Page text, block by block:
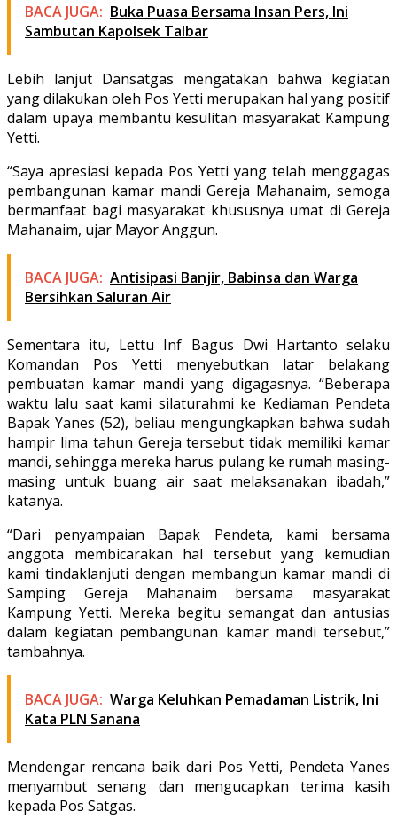
BACA JUGA: Buka Puasa Bersama Insan Pers, Ini
Sambutan Kapolsek Talbar
Lebih lanjut Dansatgas mengatakan bahwa kegiatan
yang dilakukan oleh Pos Yetti merupakan hal yang positif
dalam upaya membantu kesulitan masyarakat Kampung
Yetti.
“Saya apresiasi kepada Pos Yetti yang telah menggagas
pembangunan kamar mandi Gereja Mahanaim, semoga
bermanfaat bagi masyarakat khususnya umat di Gereja
Mahanaim, ujar Mayor Anggun.
BACA JUGA: Antisipasi Banjir, Babinsa dan Warga
Bersihkan Saluran Air
Sementara itu, Lettu Inf Bagus Dwi Hartanto selaku
Komandan Pos Yetti menyebutkan latar belakang
pembuatan kamar mandi yang digagasnya. “Beberapa
waktu lalu saat kami silaturahmi ke Kediaman Pendeta
Bapak Yanes (52), beliau mengungkapkan bahwa sudah
hampir lima tahun Gereja tersebut tidak memiliki kamar
mandi, sehingga mereka harus pulang ke rumah masing-
masing untuk buang air saat melaksanakan ibadah,”
katanya.
“Dari penyampaian Bapak Pendeta, kami bersama
anggota membicarakan hal tersebut yang kemudian
kami tindaklanjuti dengan membangun kamar mandi di
Samping Gereja Mahanaim bersama masyarakat
Kampung Yetti. Mereka begitu semangat dan antusias
dalam kegiatan pembangunan kamar mandi tersebut,”
tambahnya.
BACA JUGA: Warga Keluhkan Pemadaman Listrik, Ini
Kata PLN Sanana
Mendengar rencana baik dari Pos Yetti, Pendeta Yanes
menyambut senang dan mengucapkan terima kasih
kepada Pos Satgas.